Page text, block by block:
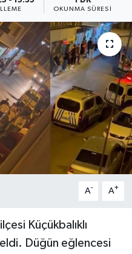
OKUNMA SÜRESI
A- A+
Küçükbalıklı
Düğün eğlencesi